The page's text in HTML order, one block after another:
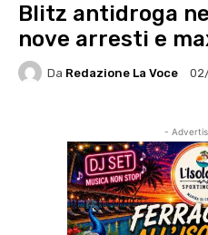
Blitz antidroga
nove arresti e
Da Redazione La Voce
-